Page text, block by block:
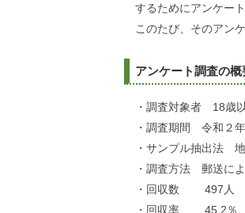
するためにアンケー
このたび、そのアン
アンケート調査の概
・調査対象者 18歳
・調査期間 令和２
・サンプル抽出法
・調査方法 郵送に
・回収数 497人
・回収率 45.2％